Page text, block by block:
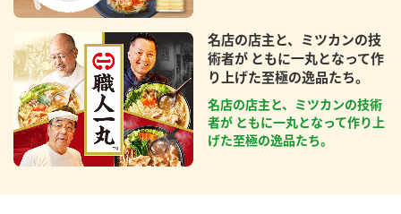
名店の店主と、ミツカンの技
術者が ともに一丸となって作
り上げた至極の逸品たち。
名店の店主と、ミツカンの技術
者が ともに一丸となって作り上
げた至極の逸品たち。